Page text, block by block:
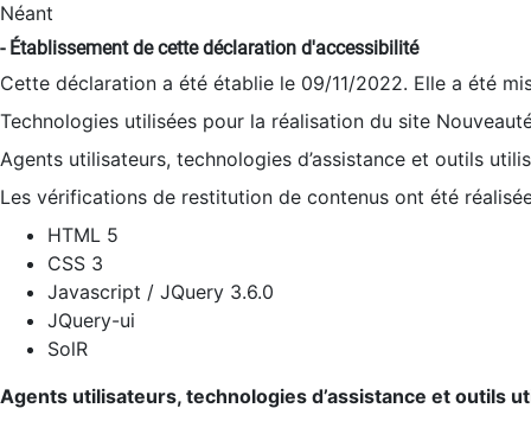
Néant
- Établissement de cette déclaration d'accessibilité
Cette déclaration a été établie le 09/11/2022. Elle a été
Technologies utilisées pour la réalisation du site
Agents utilisateurs, technologies d’assistance et outils
Les vérifications de restitution de contenus ont été
HTML 5
CSS 3
Javascript / JQuery 3.6.0
JQuery-ui
SolR
Agents utilisateurs, technologies d’assistance et outils